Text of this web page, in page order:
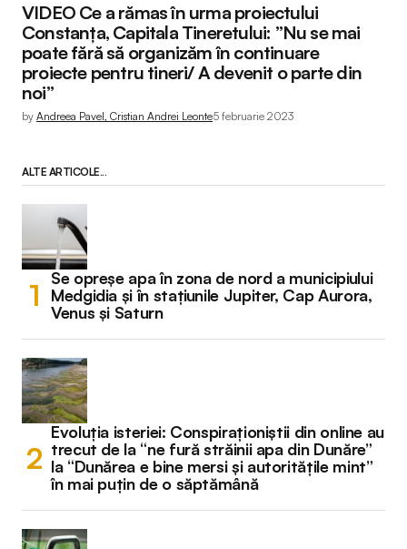
VIDEO Ce a rămas în urma proiectului
Constanța, Capitala Tineretului: ”Nu se mai
poate fără să organizăm în continuare
proiecte pentru tineri/ A devenit o parte din
noi”
by Andreea Pavel, Cristian Andrei Leonte5 februarie 2023
ALTE ARTICOLE...
Se opreșe apa în zona de nord a municipiului
Medgidia și în stațiunile Jupiter, Cap Aurora,
Venus și Saturn
Evoluția isteriei: Conspiraționiștii din online au
trecut de la “ne fură străinii apa din Dunăre”
la “Dunărea e bine mersi și autoritățile mint”
în mai puțin de o săptămână